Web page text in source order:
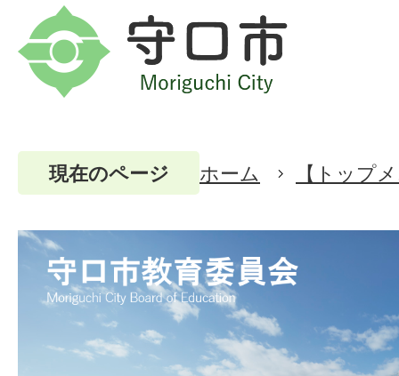
現在のページ ホーム 【トップ